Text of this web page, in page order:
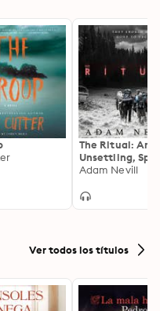
The Ritual: An
Unsettling,
Chilling
Adam Nevill
Ver todos los títulos